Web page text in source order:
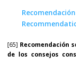
Recomendación
[65] Recomendación
de los consejos